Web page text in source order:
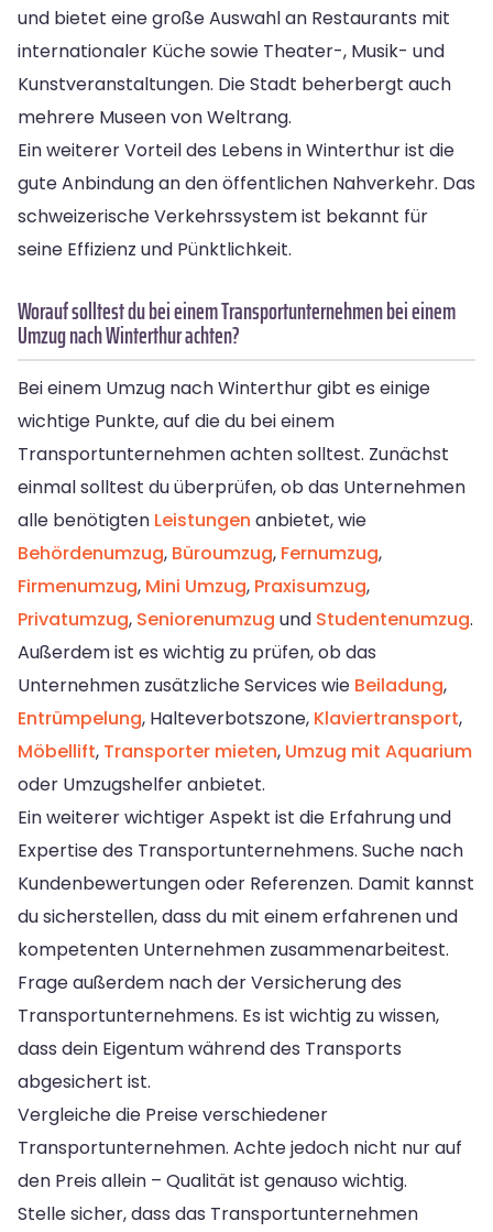
und bietet eine große Auswahl an Restaurants mit
internationaler Küche sowie Theater-, Musik- und
Kunstveranstaltungen. Die Stadt beherbergt auch
mehrere Museen von Weltrang.
Ein weiterer Vorteil des Lebens in Winterthur ist die
gute Anbindung an den öffentlichen Nahverkehr. Das
schweizerische Verkehrssystem ist bekannt für
seine Effizienz und Pünktlichkeit.
Worauf solltest du bei einem Transportunternehmen bei einem
Umzug nach Winterthur achten?
Bei einem Umzug nach Winterthur gibt es einige
wichtige Punkte, auf die du bei einem
Transportunternehmen achten solltest. Zunächst
einmal solltest du überprüfen, ob das Unternehmen
alle benötigten Leistungen anbietet, wie
Behördenumzug, Büroumzug, Fernumzug,
Firmenumzug, Mini Umzug, Praxisumzug,
Privatumzug, Seniorenumzug und Studentenumzug.
Außerdem ist es wichtig zu prüfen, ob das
Unternehmen zusätzliche Services wie Beiladung,
Entrümpelung, Halteverbotszone, Klaviertransport,
Möbellift, Transporter mieten, Umzug mit Aquarium
oder Umzugshelfer anbietet.
Ein weiterer wichtiger Aspekt ist die Erfahrung und
Expertise des Transportunternehmens. Suche nach
Kundenbewertungen oder Referenzen. Damit kannst
du sicherstellen, dass du mit einem erfahrenen und
kompetenten Unternehmen zusammenarbeitest.
Frage außerdem nach der Versicherung des
Transportunternehmens. Es ist wichtig zu wissen,
dass dein Eigentum während des Transports
abgesichert ist.
Vergleiche die Preise verschiedener
Transportunternehmen. Achte jedoch nicht nur auf
den Preis allein – Qualität ist genauso wichtig.
Stelle sicher, dass das Transportunternehmen